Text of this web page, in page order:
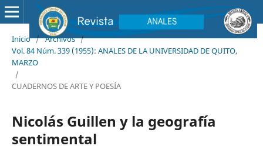
Inicio / Archivos /
Vol. 84 Núm. 339 (1955): ANALES DE LA UNIVERSIDAD DE QUITO,
MARZO
/
CUADERNOS DE ARTE Y POESÍA
Nicolás Guillen y la geografía
sentimental